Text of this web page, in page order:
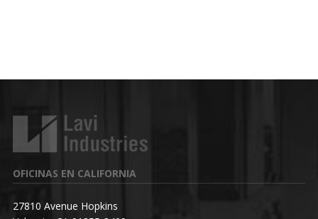
OFICINAS EN CALIFORNIA
27810 Avenue Hopkins